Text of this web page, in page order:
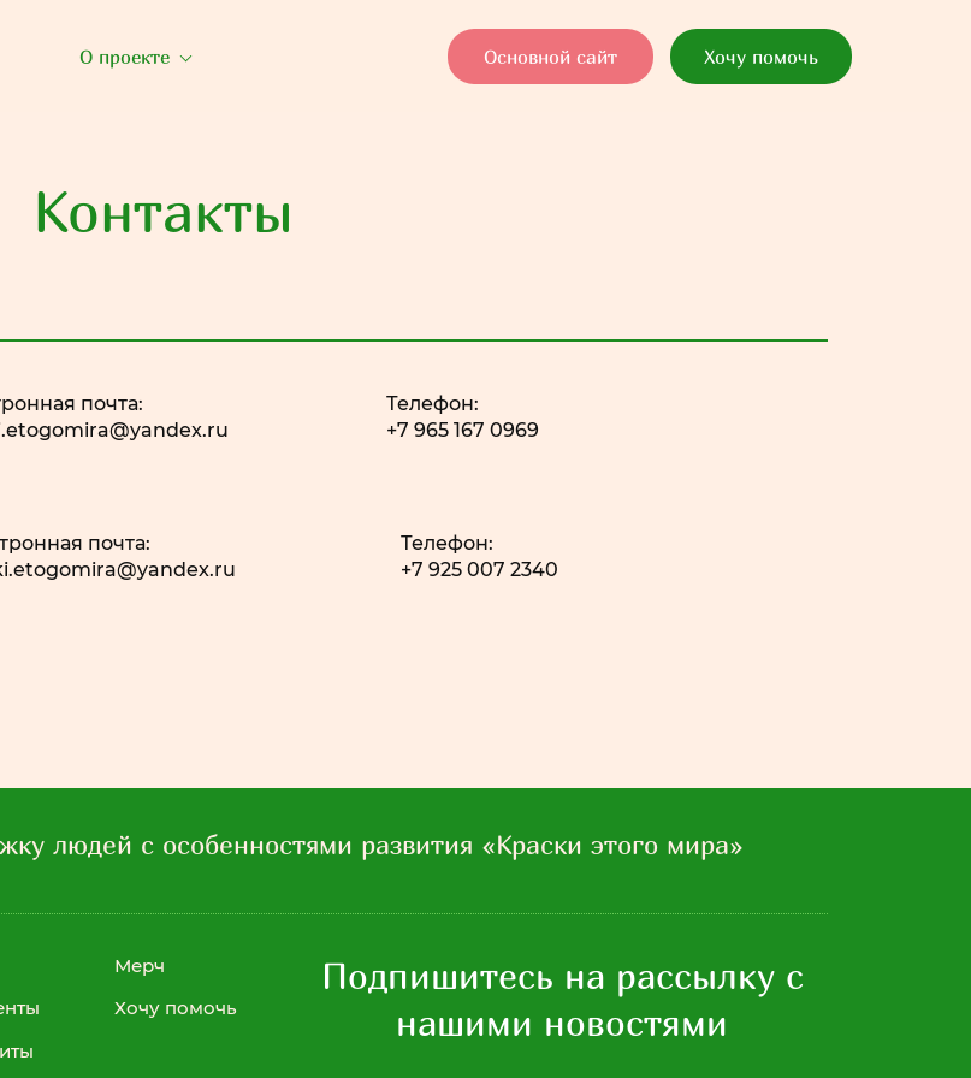
О проекте Основной сайт Хочу помочь
Контакты
почта:
Телефон:
+7 965 167 0969
почта:
Телефон:
+7 925 007 2340
людей с особенностями развития «Краски этого мира»
Мерч
Хочу помочь
Подпишитесь на рассылку с
нашими новостями